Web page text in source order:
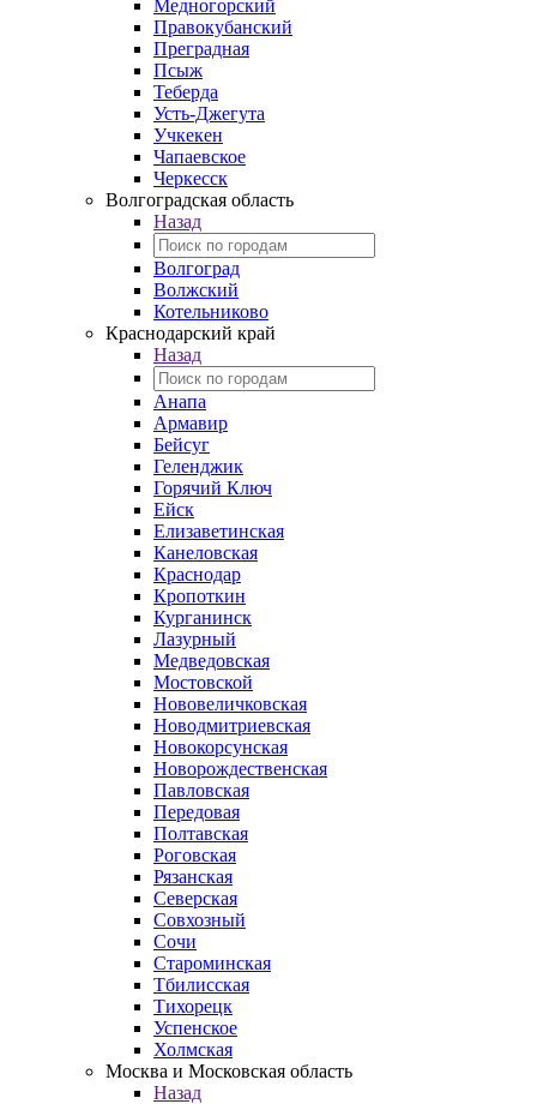
Медногорский
Правокубанский
Преградная
Псыж
Теберда
Усть-Джегута
Учкекен
Чапаевское
Черкесск
Волгоградская область
Назад
Волгоград
Волжский
Котельниково
Краснодарский край
Назад
Анапа
Армавир
Бейсуг
Геленджик
Горячий Ключ
Ейск
Елизаветинская
Канеловская
Краснодар
Кропоткин
Курганинск
Лазурный
Медведовская
Мостовской
Нововеличковская
Новодмитриевская
Новокорсунская
Новорождественская
Павловская
Передовая
Полтавская
Роговская
Рязанская
Северская
Совхозный
Сочи
Староминская
Тбилисская
Тихорецк
Успенское
Холмская
Москва и Московская область
Назад